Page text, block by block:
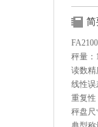
简
秤量：
读数精
线性误
重复性
秤盘尺